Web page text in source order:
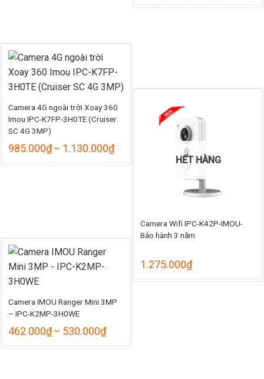
1.129.000₫
từ
Camera 4G ngoài trời Xoay 360
Imou IPC-K7FP-3H0TE (Cruiser
SC 4G 3MP)
985.000₫– 1.130.000₫Khoảng
từ
HẾT HÀNG
Camera Wifi IPC-K42P-IMOU-
Bảo hành 3 năm
1.275.000₫
Camera IMOU Ranger Mini 3MP
– IPC-K2MP-3H0WE
462.000₫– 530.000₫Khoảng
từ